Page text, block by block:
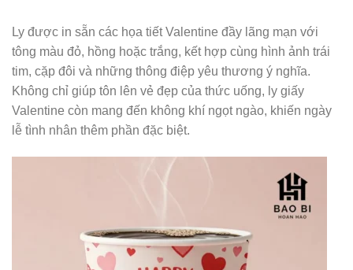
Ly được in sẵn các họa tiết Valentine đầy lãng mạn với
tông màu đỏ, hồng hoặc trắng, kết hợp cùng hình ảnh trái
tim, cặp đôi và những thông điệp yêu thương ý nghĩa.
Không chỉ giúp tôn lên vẻ đẹp của thức uống, ly giấy
Valentine còn mang đến không khí ngọt ngào, khiến ngày
lễ tình nhân thêm phần đặc biệt.